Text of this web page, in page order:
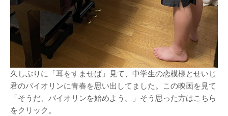
久しぶりに「耳をすませば」見て、中学生の恋模様とせいじ
君のバイオリンに青春を思い出してました。この映画を見て
「そうだ、バイオリンを始めよう。」そう思った方はこちら
をクリック。